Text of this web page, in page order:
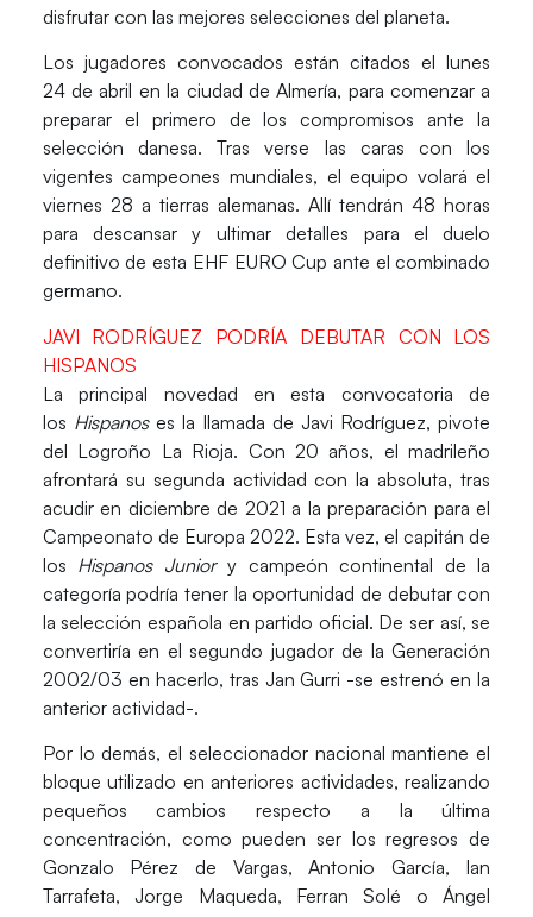
disfrutar con las mejores selecciones del planeta.
Los jugadores convocados estáncitados ellunes
24de abril en la ciudad deAlmería, para comenzar a
preparar el primero de los compromisos ante la
selección danesa. Tras verse las caras con los
vigentes campeones mundiales, el equipo volará el
viernes 28 a tierras alemanas. Allí tendrán 48 horas
para descansar y ultimar detalles para el duelo
definitivo de esta EHF EURO Cup ante el combinado
germano.
JAVI RODRÍGUEZ PODRÍA DEBUTAR CON LOS
HISPANOS
La principal novedad en esta convocatoria de
los Hispanoses la llamada de Javi Rodríguez, pivote
del Logroño La Rioja. Con 20 años, el madrileño
afrontará su segunda actividad con la absoluta, tras
acudir en diciembre de 2021 a la preparación para el
Campeonato de Europa 2022. Esta vez, el capitán de
los Hispanos Juniory campeón continental de la
categoría podría tener la oportunidad de debutar con
la selección española en partido oficial. De ser así, se
convertiría en el segundo jugador de la Generación
2002/03 en hacerlo, tras Jan Gurri -se estrenó en la
anterior actividad-.
Por lo demás, el seleccionador nacional mantiene el
bloque utilizado en anteriores actividades, realizando
pequeños cambios respecto a la última
concentración, como pueden ser los regresos de
Gonzalo Pérez de Vargas, Antonio García, Ian
Tarrafeta, Jorge Maqueda, Ferran Solé o Ángel